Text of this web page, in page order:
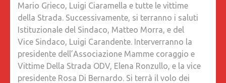
Mario Grieco, Luigi Ciaramella e tutte le vittime
della Strada. Successivamente, si terranno i saluti
Istituzionale del Sindaco, Matteo Morra, e del
Vice Sindaco, Luigi Carandente. Interverranno la
presidente dell’Associazione Mamme coraggio e
Vittime Della Strada ODV, Elena Ronzullo, e la vice
presidente Rosa Di Bernardo. Si terrà il volo dei